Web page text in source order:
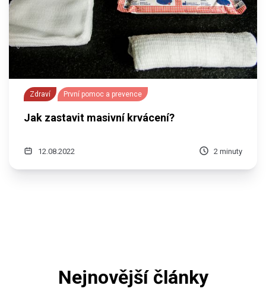
Zdraví První pomoc a prevence
Jak zastavit masivní krvácení?
12.08.2022 2 minuty
Nejnovější články